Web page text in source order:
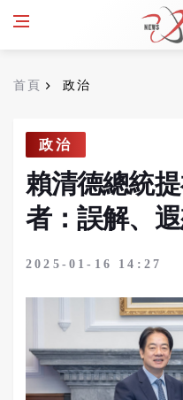
首頁 政治
政治
賴清德總統
者：誤解、
2025-01-16 14:27